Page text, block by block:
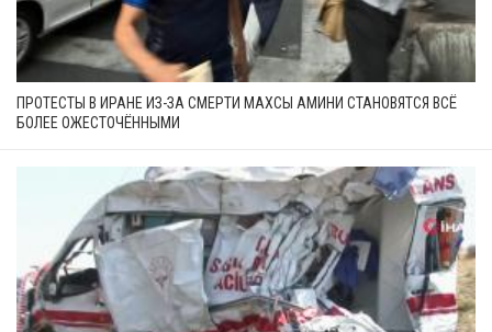
ПРОТЕСТЫ В ИРАНЕ ИЗ-ЗА СМЕРТИ МАХСЫ АМИНИ СТАНОВЯТСЯ ВСЁ
БОЛЕЕ ОЖЕСТОЧЁННЫМИ